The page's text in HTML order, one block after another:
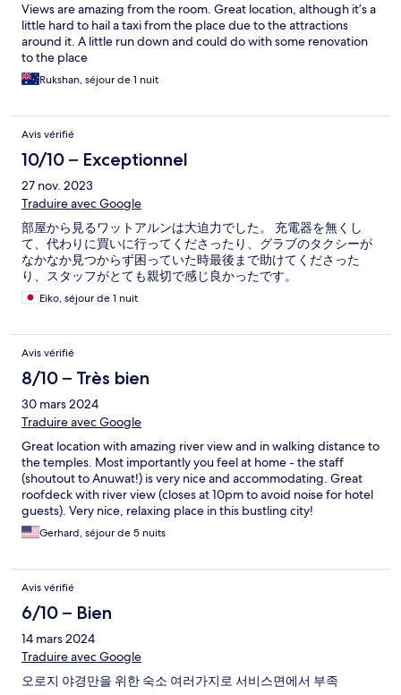
Views are amazing from the room. Great location, although it’s a
little hard to hail a taxi from the place due to the attractions
around it. A little run down and could do with some renovation
to the place
Rukshan, séjour de 1 nuit
Avis vérifié
10/10 – Exceptionnel
27 nov. 2023
Traduire avec Google
部屋から見るワットアルンは大迫力でした。 充電器を無くし
て、代わりに買いに行ってくださったり、グラブのタクシーが
なかなか見つからず困っていた時最後まで助けてくださった
り、スタッフがとても親切で感じ良かったです。
Eiko, séjour de 1 nuit
Avis vérifié
8/10 – Très bien
30 mars 2024
Traduire avec Google
Great location with amazing river view and in walking distance to
the temples. Most importantly you feel at home - the staff
(shoutout to Anuwat!) is very nice and accommodating. Great
roofdeck with river view (closes at 10pm to avoid noise for hotel
guests). Very nice, relaxing place in this bustling city!
Gerhard, séjour de 5 nuits
Avis vérifié
6/10 – Bien
14 mars 2024
Traduire avec Google
오로지 야경만을 위한 숙소 여러가지로 서비스면에서 부족